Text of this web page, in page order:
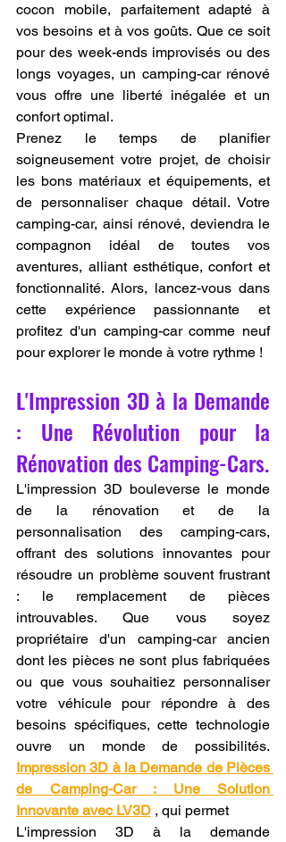
cocon mobile, parfaitement adapté à
vos besoins et à vos goûts. Que ce soit
pour des week-ends improvisés ou des
longs voyages, un camping-car rénové
vous offre une liberté inégalée et un
confort optimal.
Prenez le temps de planifier
soigneusement votre projet, de choisir
les bons matériaux et équipements, et
de personnaliser chaque détail. Votre
camping-car, ainsi rénové, deviendra le
compagnon idéal de toutes vos
aventures, alliant esthétique, confort et
fonctionnalité. Alors, lancez-vous dans
cette expérience passionnante et
profitez d'un camping-car comme neuf
pour explorer le monde à votre rythme !
L'Impression 3D à la Demande
: Une Révolution pour la
Rénovation des Camping-Cars.
L'impression 3D bouleverse le monde
de la rénovation et de la
personnalisation des camping-cars,
offrant des solutions innovantes pour
résoudre un problème souvent frustrant
: le remplacement de pièces
introuvables. Que vous soyez
propriétaire d'un camping-car ancien
dont les pièces ne sont plus fabriquées
ou que vous souhaitiez personnaliser
votre véhicule pour répondre à des
besoins spécifiques, cette technologie
Impression 3D à la Demande de Pièces
de Camping-Car : Une Solution
Innovante avec LV3D , qui permet
L'impression 3D à la demande